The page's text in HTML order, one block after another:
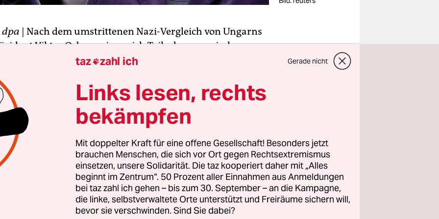
dpa | Nach dem umstrittenen Nazi-Vergleich von Ungarns
Viktor Orban zeigen sich Teile der ungarischen
um das Verhältnis zu Deutschland. „Praktisch hat der
der Nation die mit Panzern erfolgte Nazi-Besetzung
der heutigen deutschen Politik gleichgesetzt. Faktisch hat
Verbündeten des Landes in die Nazi-Ecke gestellt.
deutsche Politiker wird man wahrscheinlich nicht
können“, so die oppositionelle Budapester
„Nepszava“ am Dienstag
Orban zuvor Entrüstung ausgelöst.
Guido Westerwelle sprach am Montag von einer
Auch Spitzenvertreter von CDU, SPD und Grünen
empört. Orban hatte in seinem wöchentlichen Rundfunk-
taz zahl ich Gerade nicht
Links lesen, rechts
bekämpfen
Mit doppelter Kraft für eine offene Gesellschaft! Besonders jetzt
brauchen Menschen, die sich vor Ort gegen Rechtsextremismus
einsetzen, unsere Solidarität. Die taz kooperiert daher mit „Alles
beginnt im Zentrum“. 50 Prozent aller Einnahmen aus Anmeldungen
bei taz zahl ich gehen – bis zum 30. September – an die Kampagne,
die linke, selbstverwaltete Orte unterstützt und Freiräume sichern will,
bevor sie verschwinden. Sind Sie dabei?